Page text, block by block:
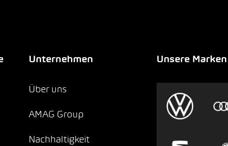
Unternehmen
Über uns
AMAG Group
Nachhaltigkeit
Unsere Marken